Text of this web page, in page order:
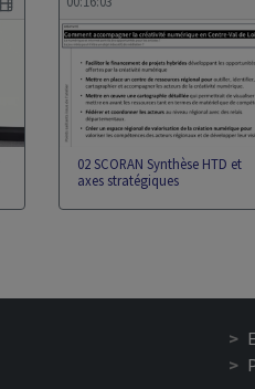
02 SCORAN Synthèse HTD et
axes stratégiques